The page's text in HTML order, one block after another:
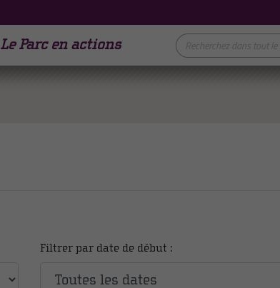
Le Parc en actions
Filtrer par date de début :